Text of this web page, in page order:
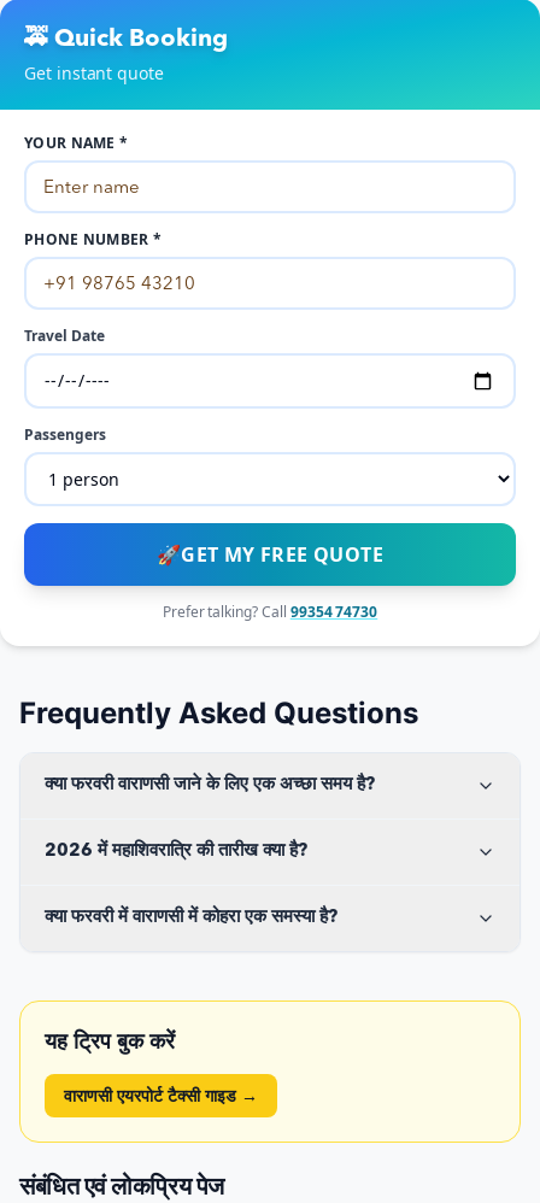
🚕 Quick Booking
Get instant quote
YOUR NAME *
PHONE NUMBER *
Travel Date
Passengers
🚀GET MY FREE QUOTE
Prefer talking? Call 99354 74730
Frequently Asked Questions
क्या फरवरी वाराणसी जाने के लिए एक अच्छा समय है?
2026 में महाशिवरात्रि की तारीख क्या है?
क्या फरवरी में वाराणसी में कोहरा एक समस्या है?
यह ट्रिप बुक करें
वाराणसी एयरपोर्ट टैक्सी गाइड→
संबंधित एवं लोकप्रिय पेज